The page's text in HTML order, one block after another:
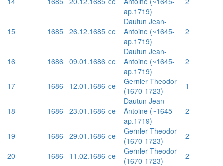
ap.1719)
15 1685 26.12.1685 de
Dautun Jean-
Antoine (~1645-
ap.1719)
2
16 1686 09.01.1686 de
Dautun Jean-
Antoine (~1645-
ap.1719)
2
17 1686 12.01.1686 de
Gernler Theodor
(1670-1723)
1
18 1686 23.01.1686 de
Dautun Jean-
Antoine (~1645-
ap.1719)
2
19 1686 29.01.1686 de
Gernler Theodor
(1670-1723)
2
20
1686 11.02.1686 de
Gernler Theodor
(1670-1723)
2